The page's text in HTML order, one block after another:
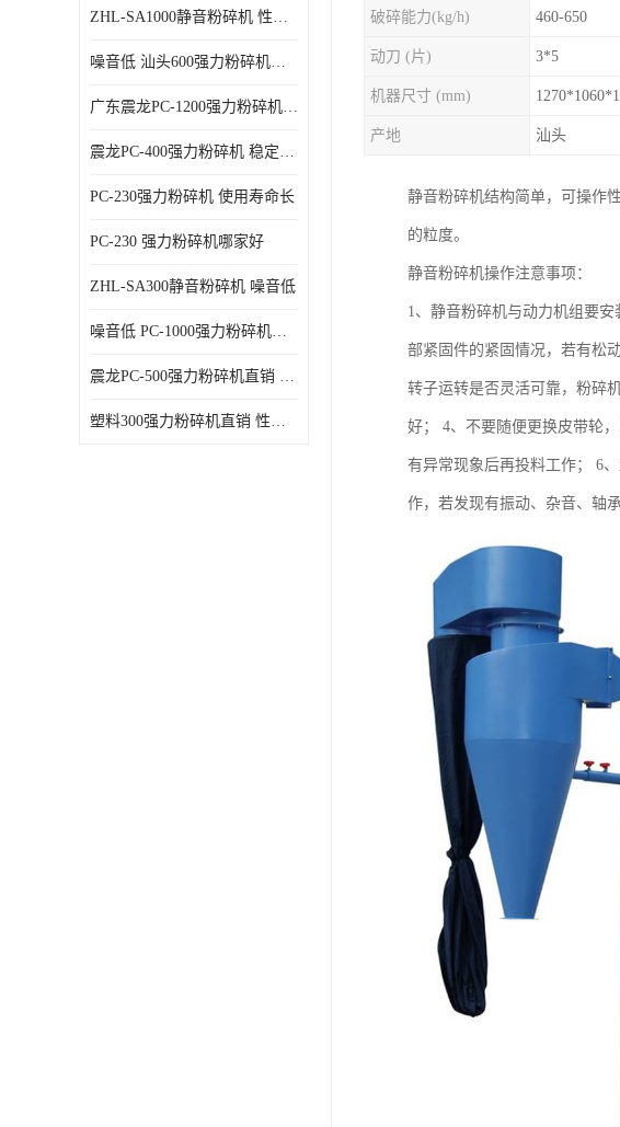
ZHL-SA1000静音粉碎机 性能稳定
噪音低 汕头600强力粉碎机直供
广东震龙PC-1200强力粉碎机 物超所值
震龙PC-400强力粉碎机 稳定性好
PC-230强力粉碎机 使用寿命长
PC-230 强力粉碎机哪家好
ZHL-SA300静音粉碎机 噪音低
噪音低 PC-1000强力粉碎机直供
震龙PC-500强力粉碎机直销 性价比高
塑料300强力粉碎机直销 性价比高
破碎能力(kg/h) 460-650
动刀 (片) 3*5
机器尺寸 (mm)
产地 汕头
静音粉碎机结构简单，可操作
的粒度。
静音粉碎机操作注意事项：
1、静音粉碎机与动力机组要
部紧固件的紧固情况，若有松
转子运转是否灵活可靠，粉碎
好； 4、不要随便更换皮带轮
有异常现象后再投料工作； 6
作，若发现有振动、杂音、轴